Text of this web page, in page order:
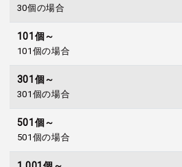
30個の場合
101個～
101個の場合
301個～
301個の場合
501個～
501個の場合